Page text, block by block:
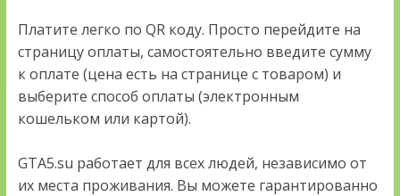
Платите легко по QR коду. Просто перейдите на
страницу оплаты, самостоятельно введите сумму
к оплате (цена есть на странице с товаром) и
выберите способ оплаты (электронным
кошельком или картой).
GTA5.su работает для всех людей, независимо от
их места проживания. Вы можете гарантированно